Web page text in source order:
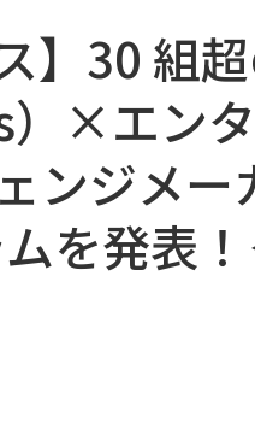
】30 組
）×エン
ンジメー
を発表